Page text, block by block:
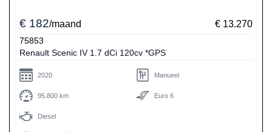
€ 182/maand € 13.270
75853
Renault Scenic IV 1.7 dCi 120cv *GPS
2020 Manueel
95.800 km Euro 6
Diesel